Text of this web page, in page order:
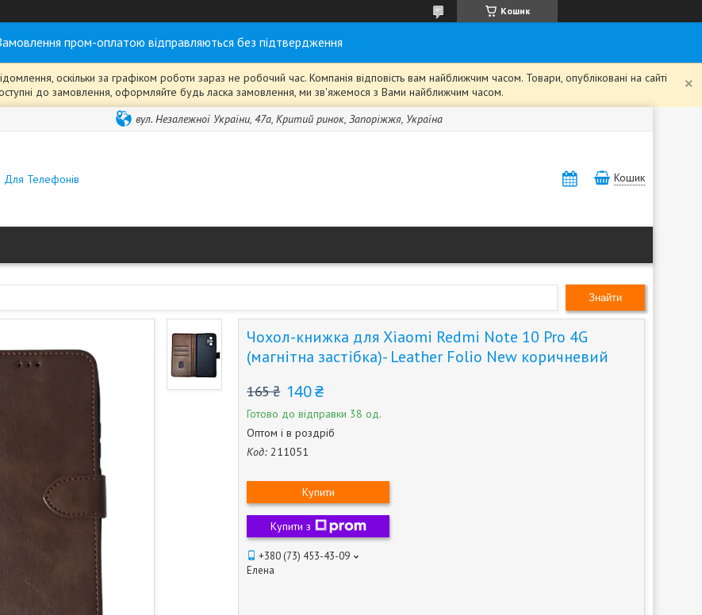
Кошик
пром-оплатою відправляються без підтвердження
оскільки за графіком роботи зараз не робочий час. Компанія відповість вам найближчим часом. Товари, опубліковані на сайті
доступні до замовлення, оформляйте будь ласка замовлення, ми зв'яжемося з Вами найближчим часом.
вул. Незалежної України, 47а, Критий ринок, Запоріжжя, Україна
Для Телефонів Кошик
Знайти
Чохол-книжка для Xiaomi Redmi Note 10 Pro 4G
(магнітна застібка)- Leather Folio New коричневий
165 ₴ 140 ₴
Готово до відправки 38 од.
Оптом і в роздріб
Код: 211051
Купити
Купити з
+380 (73) 453-43-09
Елена